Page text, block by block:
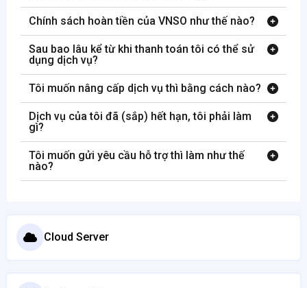
Chính sách hoàn tiền của VNSO như thế nào?
Sau bao lâu kể từ khi thanh toán tôi có thể sử
dụng dịch vụ?
Tôi muốn nâng cấp dịch vụ thì bằng cách nào?
Dịch vụ của tôi đã (sắp) hết hạn, tôi phải làm
gì?
Tôi muốn gửi yêu cầu hỗ trợ thì làm như thế
nào?
Cloud Server